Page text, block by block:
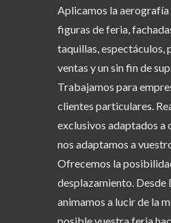
Aplicamos la
figuras de feria,
taquillas, espectáculos,
ventas y un sin fin de
Trabajamos para
clientes particulares.
exclusivos adaptados a
nos adaptamos a
Ofrecemos la
desplazamiento. Desde
animamos a lucir de la